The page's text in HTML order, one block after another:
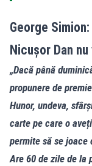
George
Nicușor Dan
„Dacă până
propunere de
Hunor, undeva,
carte pe care o
permite să se joace
Are 60 de zile de la